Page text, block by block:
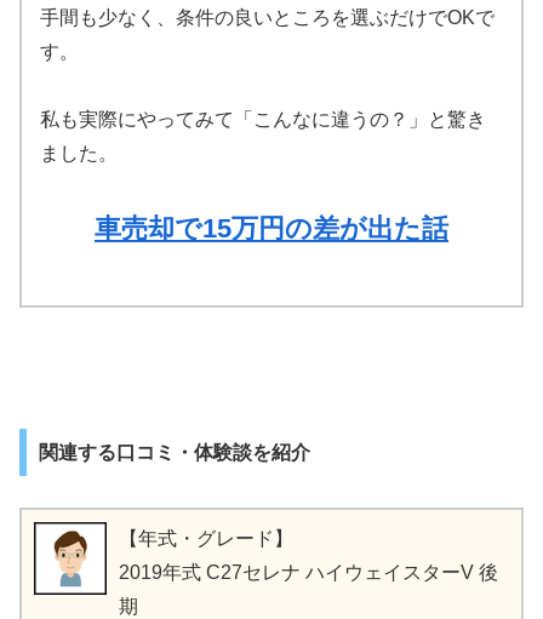
手間も少なく、条件の良いところを選ぶだけでOKで
す。
私も実際にやってみて「こんなに違うの？」と驚き
ました。
車売却で15万円の差が出た話
関連する口コミ・体験談を紹介
【年式・グレード】
2019年式 C27セレナ ハイウェイスターV 後
期